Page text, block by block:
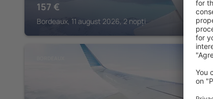
157 €
Bordeaux, 11 august 2026, 2 nopți